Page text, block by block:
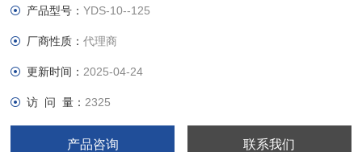
产品型号：YDS-10--125
厂商性质：代理商
更新时间： 2025-04-24
访 问 量： 2325
产品咨询 联系我们